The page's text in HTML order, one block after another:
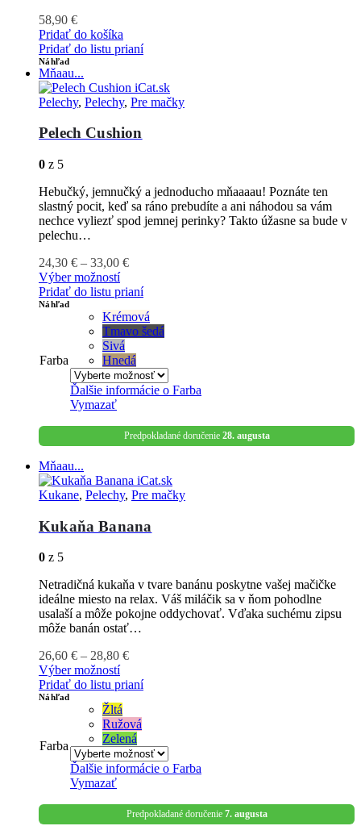
58,90 €
Pridať do košíka
Pridať do listu prianí
Náhľad
Mňaau...
Pelechy, Pelechy, Pre mačky
Pelech Cushion
0 z 5
Hebučký, jemnučký a jednoducho mňaaaau! Poznáte ten
slastný pocit, keď sa ráno prebudíte a ani náhodou sa vám
nechce vyliezť spod jemnej perinky? Takto úžasne sa bude v
pelechu…
24,30 € – 33,00 €
Výber možností
Pridať do listu prianí
Náhľad
Farba
Krémová
Tmavo šedá
Sivá
Hnedá
Ďalšie informácie o Farba
Vymazať
Predpokladané doručenie 28. augusta
Mňaau...
Kukane, Pelechy, Pre mačky
Kukaňa Banana
0 z 5
Netradičná kukaňa v tvare banánu poskytne vašej mačičke
ideálne miesto na relax. Váš miláčik sa v ňom pohodlne
usalaší a môže pokojne oddychovať. Vďaka suchému zipsu
môže banán ostať…
26,60 € – 28,80 €
Výber možností
Pridať do listu prianí
Náhľad
Farba
Žltá
Ružová
Zelená
Ďalšie informácie o Farba
Vymazať
Predpokladané doručenie 7. augusta